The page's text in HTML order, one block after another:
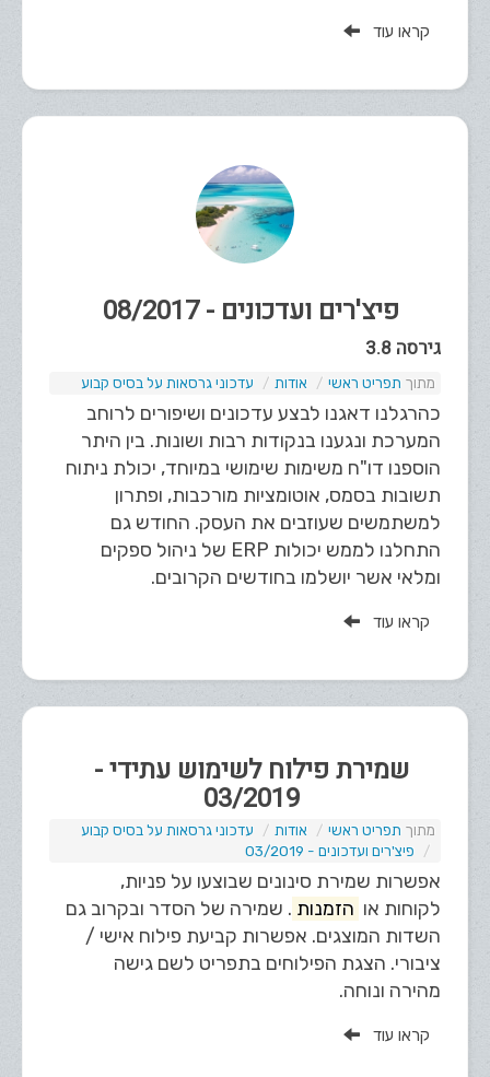
קראו עוד
פיצ'רים ועדכונים - 08/2017
גירסה 3.8
תפריט ראשי אודות עדכוני גרסאות על בסיס קבוע
כהרגלנו דאגנו לבצע עדכונים ושיפורים לרוחב
המערכת ונגענו בנקודות רבות ושונות. בין היתר
הוספנו דו"ח משימות שימושי במיוחד, יכולת ניתוח
תשובות בסמס, אוטומציות מורכבות, ופתרון
למשתמשים שעוזבים את העסק. החודש גם
התחלנו לממש יכולות ERP של ניהול ספקים
ומלאי אשר יושלמו בחודשים הקרובים.
קראו עוד
שמירת פילוח לשימוש עתידי -
03/2019
תפריט ראשי אודות
עדכוני גרסאות על בסיס קבוע
פיצ'רים ועדכונים - 03/2019
אפשרות שמירת סינונים שבוצעו על פניות,
לקוחות או הזמנות . שמירה של הסדר ובקרוב גם
השדות המוצגים. אפשרות קביעת פילוח אישי /
ציבורי. הצגת הפילוחים בתפריט לשם גישה
מהירה ונוחה.
קראו עוד